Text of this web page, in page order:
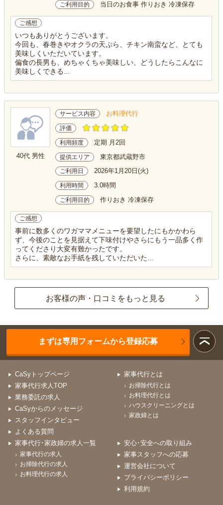
ご利用目的 当日のお食事 作りおき 冷凍保存
ご感想
いつもありがとうございます。
今回も、春巻きやオクラの天ぷら、チキン南蛮など、とても
美味しくいただいています。
偏食の長男も、めちゃくちゃ美味しい、どうしたらこんなに
美味しくできる...
40代 男性
サービス内容 お料理代行
評価
利用頻度 定期 月2回
提供エリア 東京都武蔵野市
ご利用日 2026年1月20日(火)
利用時間 3.0時間
ご利用目的 作りおき 冷凍保存
ご感想
事前に数多くのワガママメニューを要望したにもかかわら
ず、今後のことを見据えて下味付けやさらにもう一品多く作
ってくださり大変有難かったです。
さらに、素敵なお手紙を残していただいた...
お客様の声・口コミをもっと見る
まずは専用フォームから登録応募
CaSyトップページ
家事代行求人TOP
業務委託の求人
CaSyからのメッセージ
スタッフインタビュー
よくある質問
家事代行とは
お掃除代行とは
お料理代行とは
ハウスクリーニングとは
家政婦とは
家事代行･家政婦の求人一覧
家事代行の求人
お掃除代行の求人
お料理代行の求人
安心･安全への取り組み
家事スタッフへの応募
運営会社について
プライバシーポリシー
利用規約